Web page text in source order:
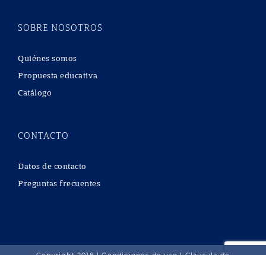
SOBRE NOSOTROS
Quiénes somos
Propuesta educativa
Catálogo
CONTACTO
Datos de contacto
Preguntas frecuentes